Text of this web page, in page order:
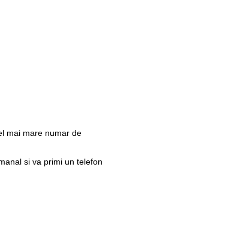
mai mare numar de
si va primi un telefon